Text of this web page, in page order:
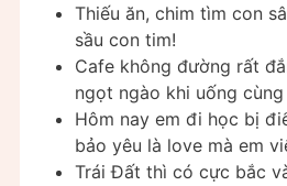
Thiếu ăn, chim tìm con
sầu con tim!
Cafe không đường rất
ngọt ngào khi uống cùng
Hôm nay em đi học bị
bảo yêu là love mà em
Trái Đất thì có cực bắc